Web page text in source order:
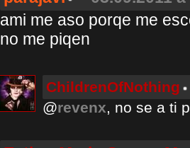
ami me aso porqe me
no me piqen
ChildrenOfNothing
@revenx, no se a ti